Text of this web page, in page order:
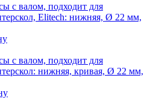
с валом, подходит для
Elitech: нижняя, Ø 22 мм,
с валом, подходит для
нижняя, кривая, Ø 22 мм,